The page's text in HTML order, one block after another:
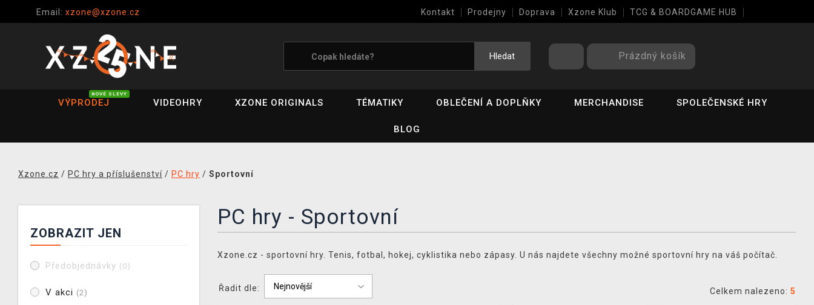
Email: xzone@xzone.cz Kontakt Prodejny Doprava Xzone Klub TCG & BOARDGAME HUB
Hledat Prázdný košík
VÝPRODEJ
NOVÉ SLEVY
VIDEOHRY XZONE ORIGINALS TÉMATIKY OBLEČENÍ A DOPLŇKY MERCHANDISE SPOLEČENSKÉ HRY
BLOG
Xzone.cz / PC hry a příslušenství / PC hry / Sportovní
ZOBRAZIT JEN
Předobjednávky (0)
V akci (2)
PC hry - Sportovní
Xzone.cz - sportovní hry. Tenis, fotbal, hokej, cyklistika nebo zápasy. U nás najdete všechny možné sportovní hry na váš počítač.
Řadit dle: Celkem nalezeno: 5